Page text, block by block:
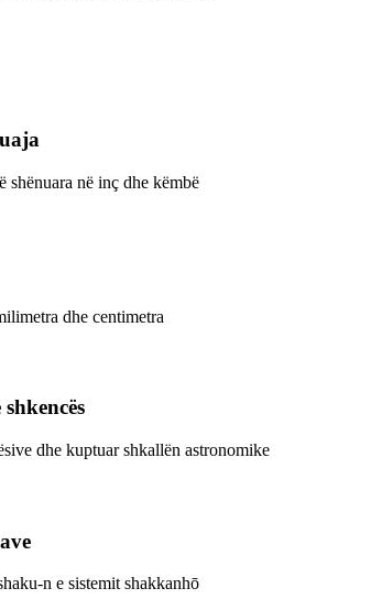
në inç dhe këmbë
dhe centimetra
dhe kuptuar shkallën astronomike
n e sistemit shakkanhō